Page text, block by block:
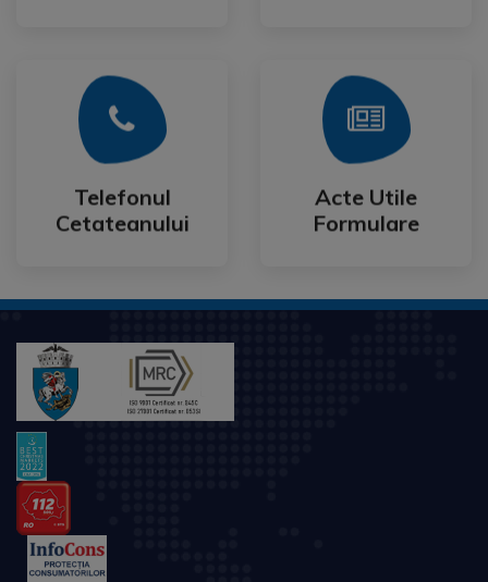
Telefonul
Cetateanului
Telefonul
Cetateanului
Mai Mult
Acte Utile
Formulare
Acte Utile
Formulare
Mai Mult